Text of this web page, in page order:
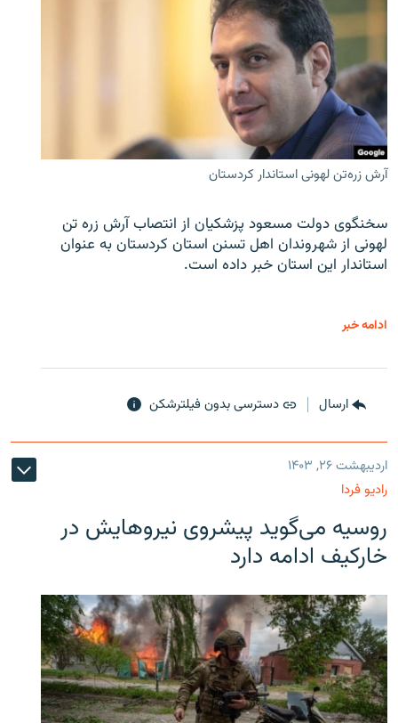
آرش زره‌تن لهونی استاندار کردستان
سخنگوی دولت مسعود پزشکیان از انتصاب آرش زره تن
لهونی از شهروندان اهل تسنن استان کردستان به عنوان
استاندار این استان خبر داده است.
ادامه خبر
ارسال دسترسی بدون فیلترشکن
اردیبهشت ۲۶, ۱۴۰۳
رادیو فردا
روسیه می‌گوید پیشروی نیروهایش در
خارکیف ادامه دارد